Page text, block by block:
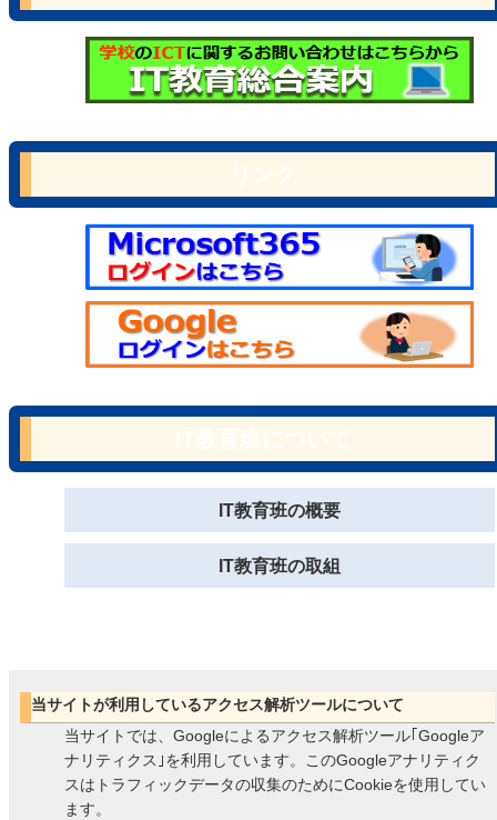
IT教育班の概要
IT教育班の取組
当サイトが利用しているアクセス解析ツールについて
当サイトでは、Googleによるアクセス解析ツール｢Googleア
ナリティクス｣を利用しています。このGoogleアナリティク
スはトラフィックデータの収集のためにCookieを使用してい
ます。